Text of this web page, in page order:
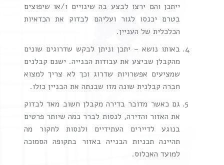
ייתכן והם ירצו לבצע בה שינויים ו/או שיפוצים
בטרם יכנסו לגור ועליהם לבדוק את הכדאיות
הכלכלית של העניין.
באותו נושא – יתכן וניתן לבקש שדרוגים שונים
מהקבלן שביצע את עבודות הבנייה. ישנם קבלנים
שמציעים אפשרויות שדרוג וכך לא צריך למצוא
חברה קבלנית שונה מזו שבנתה את הבניין כולו.
גם כאשר מדובר בדירה מקבלן חשוב מאד לבדוק
את האזור והדירה, לנסות לברר כמה שיותר פרטים
בנוגע לדיירים העתידיים ולנסות לחקור מה
תהיינה תכניות הבנייה באזור בתקופה הסמוכה
למועד האכלוס.